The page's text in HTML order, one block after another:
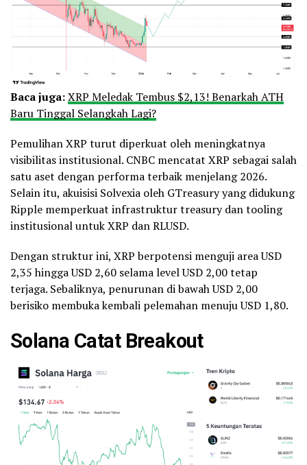
Baca juga:XRP Meledak Tembus $2,13! Benarkah ATH
Baru Tinggal Selangkah Lagi?
Pemulihan XRP turut diperkuat oleh meningkatnya
visibilitas institusional. CNBC mencatat XRP sebagai salah
satu aset dengan performa terbaik menjelang 2026.
Selain itu, akuisisi Solvexia oleh GTreasury yang didukung
Ripple memperkuat infrastruktur treasury dan tooling
institusional untuk XRP dan RLUSD.
Dengan struktur ini, XRP berpotensi menguji area USD
2,35 hingga USD 2,60 selama level USD 2,00 tetap
terjaga. Sebaliknya, penurunan di bawah USD 2,00
berisiko membuka kembali pelemahan menuju USD 1,80.
Solana Catat Breakout